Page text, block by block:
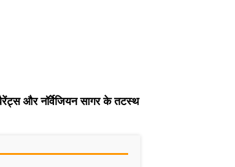
और नॉर्वेजियन सागर के तटस्थ